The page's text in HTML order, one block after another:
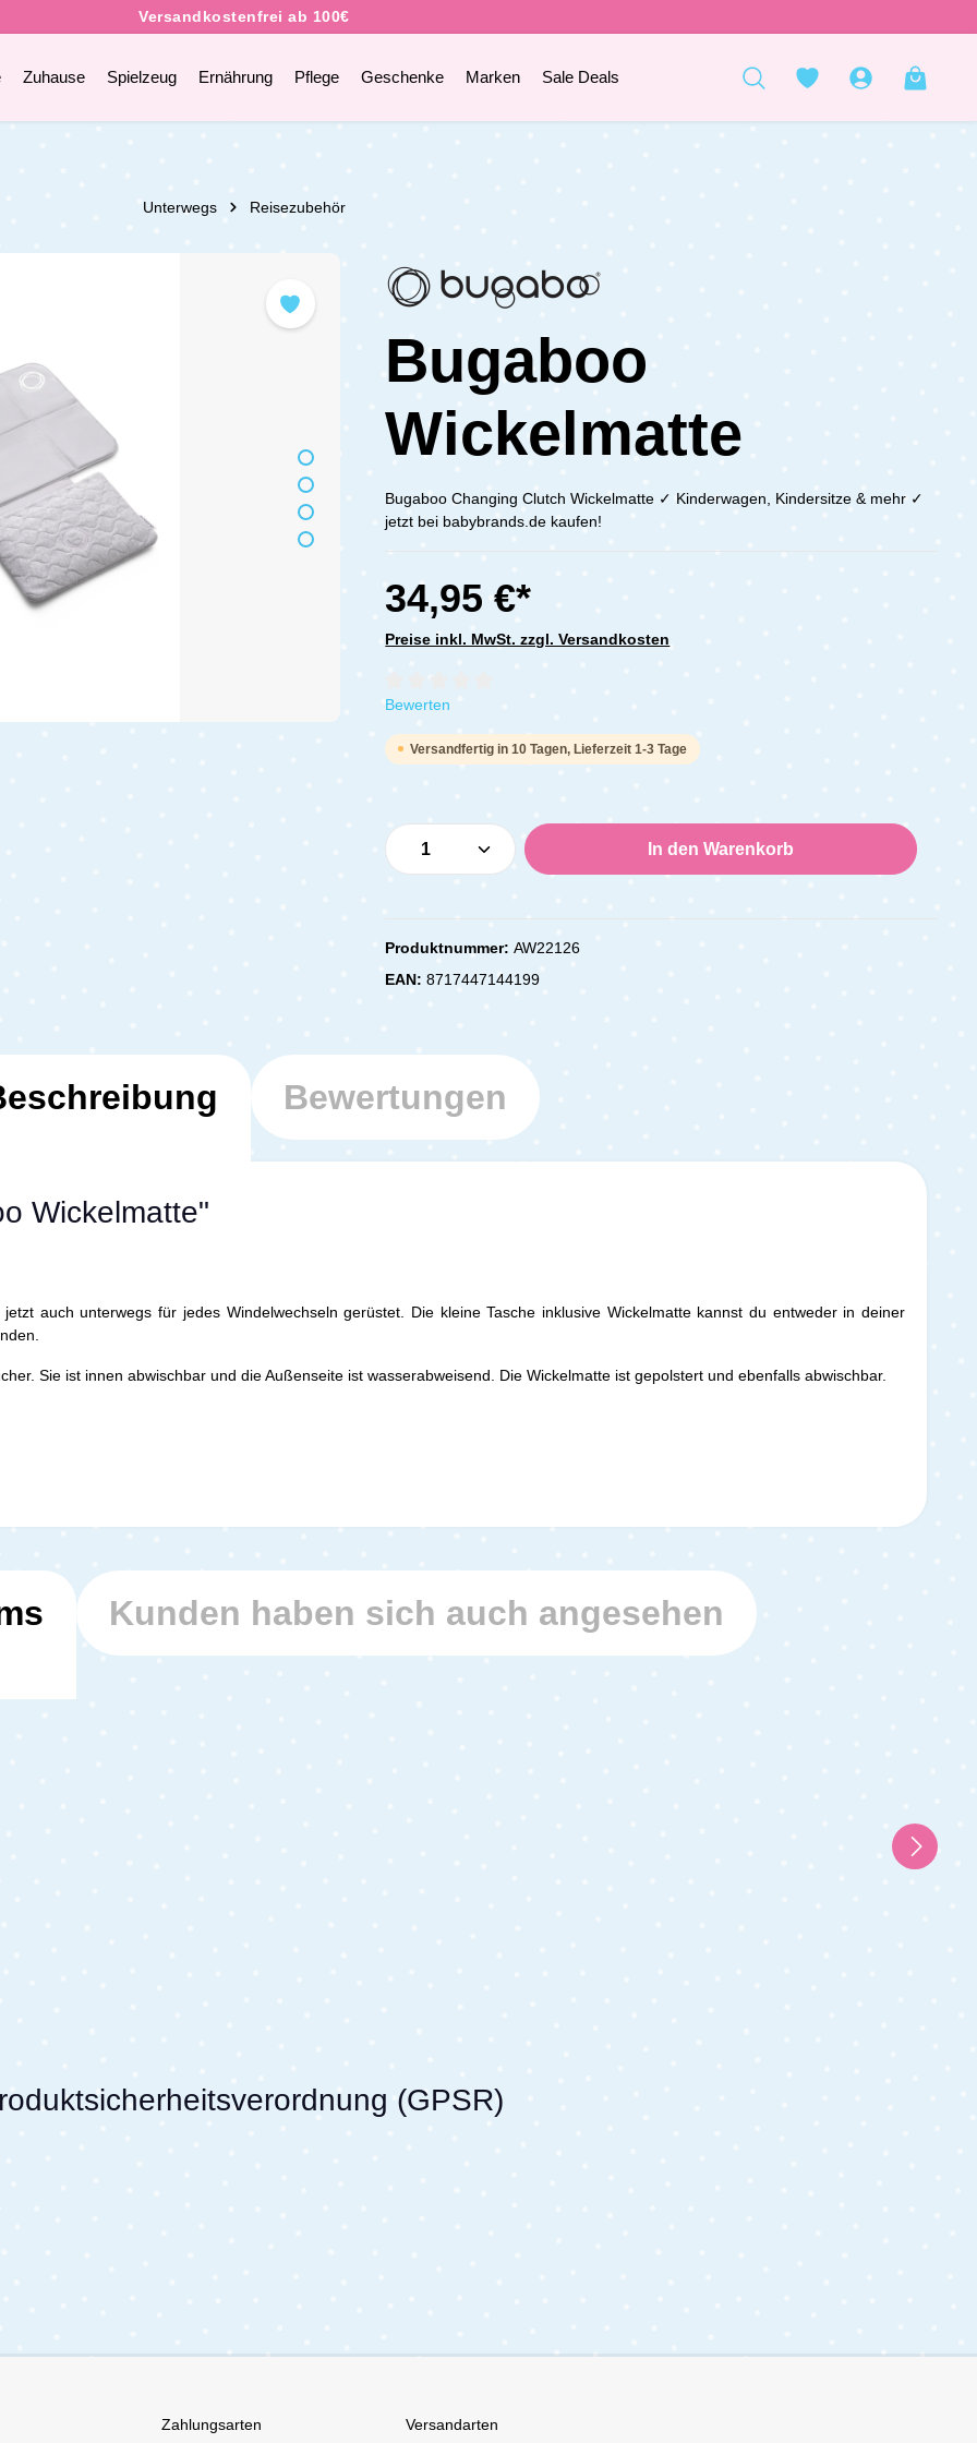
Zuhause Spielzeug Ernährung Pflege Geschenke Marken Sale Deals
Unterwegs Reisezubehör
Bugaboo
Wickelmatte
Bugaboo Changing Clutch Wickelmatte ✓ Kinderwagen, Kindersitze & mehr ✓
jetzt bei babybrands.de kaufen!
34,95 €*
Preise inkl. MwSt. zzgl. Versandkosten
Durchschnittliche Bewertung von 0 von 5 Sternen
Bewerten
Versandfertig in 10 Tagen, Lieferzeit 1-3 Tage
Produkt Anzahl: Gib den gewünschten Wert ein
In den Warenkorb
Produktnummer:AW22126
EAN:8717447144199
Bewertungen
Wickelmatte"
auch unterwegs für jedes Windelwechseln gerüstet. Die kleine Tasche inklusive Wickelmatte kannst du entweder in deiner
Sie ist innen abwischbar und die Außenseite ist wasserabweisend. Die Wickelmatte ist gepolstert und ebenfalls abwischbar.
Kunden haben sich auch angesehen
(GPSR)
Zahlungsarten Versandarten